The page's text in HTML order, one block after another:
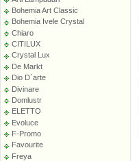
Bohemia Art Classic
Bohemia Ivele Crystal
Chiaro
CITILUX
Crystal Lux
De Markt
Dio D`arte
Divinare
Domlustr
ELETTO
Evoluce
F-Promo
Favourite
Freya